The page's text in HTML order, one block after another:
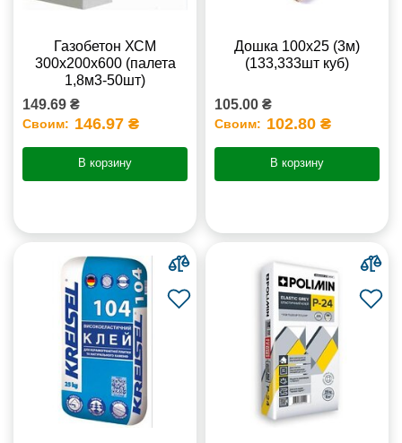
Газобетон ХСМ
300x200x600 (палета
1,8м3-50шт)
149.69 ₴
Своим: 146.97 ₴
В корзину
Дошка 100х25 (3м)
(133,333шт куб)
105.00 ₴
Своим: 102.80 ₴
В корзину